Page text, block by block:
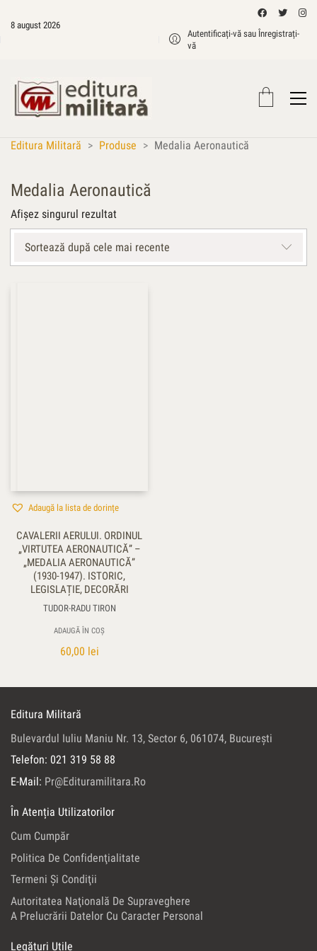
8 august 2026
Autentificați-vă sau Înregistrați-
vă
Editura Militară > Produse > Medalia Aeronautică
Medalia Aeronautică
Afișez singurul rezultat
Sortează după cele mai recente
Adaugă la lista de dorințe
CAVALERII AERULUI. ORDINUL
„VIRTUTEA AERONAUTICĂ” –
„MEDALIA AERONAUTICĂ”
(1930-1947). ISTORIC,
LEGISLAȚIE, DECORĂRI
TUDOR-RADU TIRON
ADAUGĂ ÎN COȘ
60,00 lei
Editura Militară
Bulevardul Iuliu Maniu Nr. 13, Sector 6, 061074, Bucureşti
Telefon: 021 319 58 88
E-Mail: Pr@edituramilitara.ro
În Atenția Utilizatorilor
Cum Cumpăr
Politica De Confidenţialitate
Termeni Şi Condiţii
Autoritatea Naţională De Supraveghere
A Prelucrării Datelor Cu Caracter Personal
Legături Utile